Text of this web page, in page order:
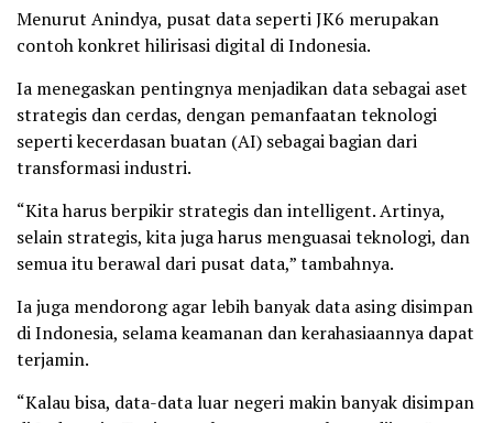
Menurut Anindya, pusat data seperti JK6 merupakan
contoh konkret hilirisasi digital di Indonesia.
Ia menegaskan pentingnya menjadikan data sebagai aset
strategis dan cerdas, dengan pemanfaatan teknologi
seperti kecerdasan buatan (AI) sebagai bagian dari
transformasi industri.
“Kita harus berpikir strategis dan intelligent. Artinya,
selain strategis, kita juga harus menguasai teknologi, dan
semua itu berawal dari pusat data,” tambahnya.
Ia juga mendorong agar lebih banyak data asing disimpan
di Indonesia, selama keamanan dan kerahasiaannya dapat
terjamin.
“Kalau bisa, data-data luar negeri makin banyak disimpan